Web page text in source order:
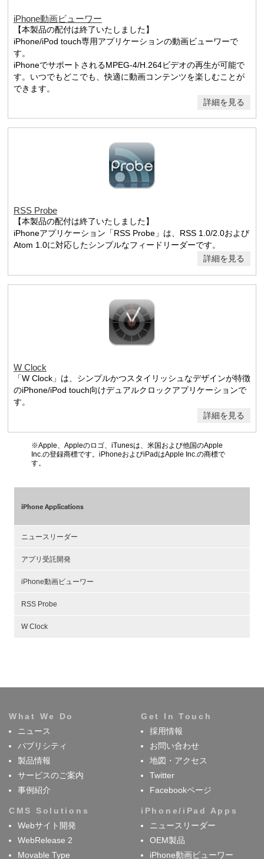
iPhone動画ビューワー
【本製品の配付は終了いたしました】
iPhone/iPod touch専用アプリケーションの動画ビューワーで
す。
iPhoneでサポートされるMPEG-4/H.264ビデオの再生が可能で
す。いつでもどこでも、快適に動画コンテンツを楽しむことが
できます。
詳細を見る
RSS Probe
【本製品の配付は終了いたしました】
iPhoneアプリケーション「RSS Probe」は、RSS 1.0/2.0および
Atom 1.0に対応したシンプルなフィードリーダーです。
詳細を見る
W Clock
「W Clock」は、シンプルかつスタイリッシュなデザインが特徴
のiPhone/iPod touch向けデュアルクロックアプリケーションで
す。
詳細を見る
※Apple、Appleのロゴ、iTunesは、米国および他国のApple
Inc.の登録商標です。iPhoneおよびiPadはApple Inc.の商標で
す。
iPhone Applications
ニュースリーダー
アプリ受託開発
iPhone動画ビューワー
RSS Probe
W Clock
What We Do
ニュース
パブリシティ
製品情報
サービスのご案内
事例紹介
Get In Touch
採用情報
お問い合わせ
地図・アクセス
Twitter
Facebookページ
CMS Solutions
Webサイト開発
WebRelease 2
Movable Type
iPhone/iPad Apps
ニュースリーダー
OEM製品
iPhone動画ビューワー